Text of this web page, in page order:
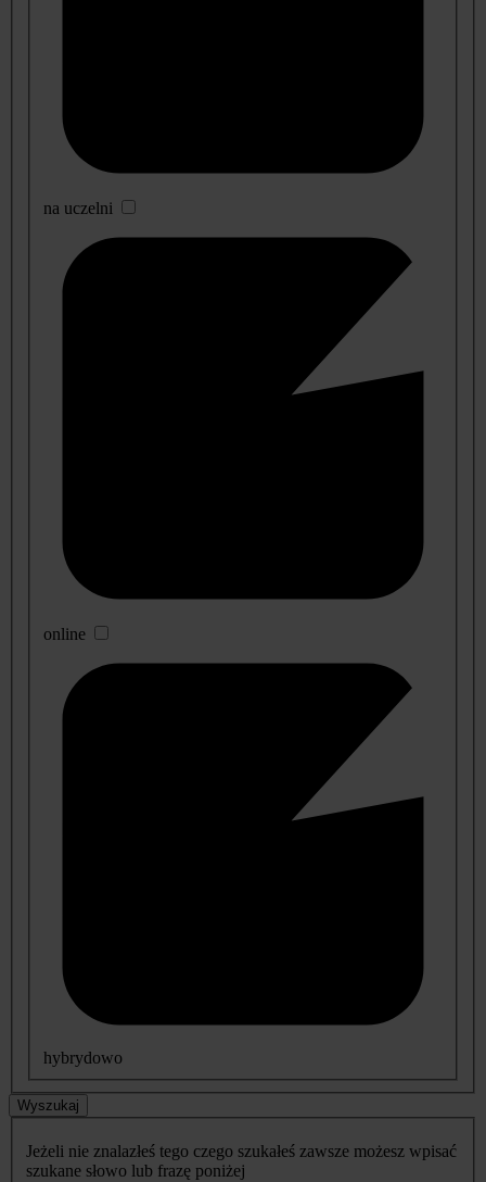
na uczelni
online
hybrydowo
Wyszukaj
Jeżeli nie znalazłeś tego czego szukałeś zawsze możesz wpisać
szukane słowo lub frazę poniżej